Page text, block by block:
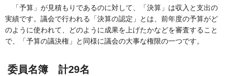
「予算」が見積もりであるのに対して、「決算」は収入と支出の
実績です。議会で行われる「決算の認定」とは、前年度の予算がど
のように使われて、どのように成果を上げたかなどを審査すること
で、「予算の議決権」と同様に議会の大事な権限の一つです。
委員名簿 計29名